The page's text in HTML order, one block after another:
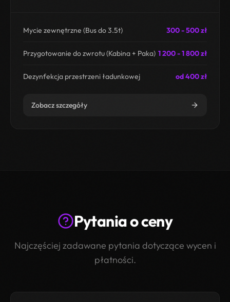
Mycie zewnętrzne (Bus do 3.5t) 300 - 500 zł
Przygotowanie do zwrotu (Kabina + Paka) 1 200 - 1 800 zł
Dezynfekcja przestrzeni ładunkowej od 400 zł
Zobacz szczegóły
Pytania o ceny
Najczęściej zadawane pytania dotyczące wycen i
płatności.